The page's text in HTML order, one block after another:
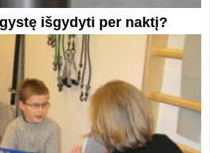
išgydyti per naktį?